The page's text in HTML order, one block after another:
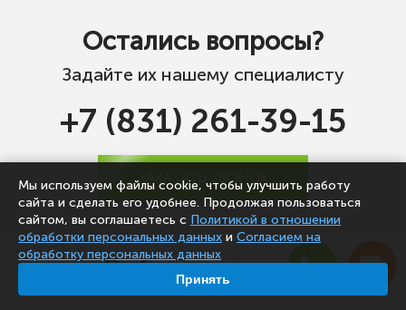
Остались вопросы?
Задайте их нашему специалисту
+7 (831) 261-39-15
ЗАКАЗАТЬ ЗВОНОК
Выберите город
Мы используем файлы cookie, чтобы улучшить работу
сайта и сделать его удобнее. Продолжая пользоваться
сайтом, вы соглашаетесь с Политикой в отношении
обработки персональных данных и Согласием на
обработку персональных данных
Принять